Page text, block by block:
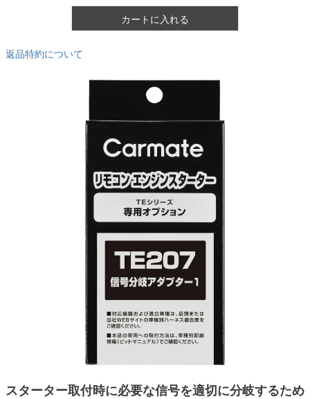
カートに入れる
返品特約について
スターター取付時に必要な信号を適切に分岐するため